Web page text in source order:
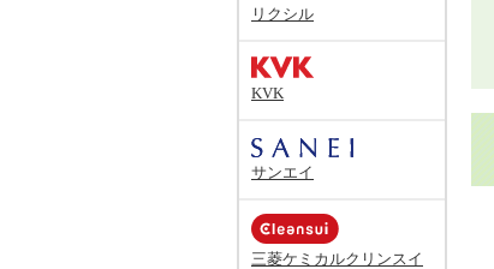
リクシル
KVK
サンエイ
三菱ケミカルクリンスイ